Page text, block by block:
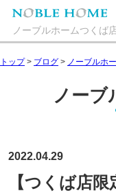
ノーブルホームつくば
トップ> ブログ > ノーブルホ
ノーブ
2022.04.29
【つくば店